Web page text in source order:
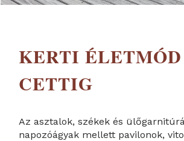
KERTI
CETTIG
Az asztalok, székek és
napozóágyak mellett pavilonok,